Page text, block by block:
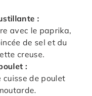
:
avec le paprika,
de sel et du
creuse.
:
cuisse de poulet